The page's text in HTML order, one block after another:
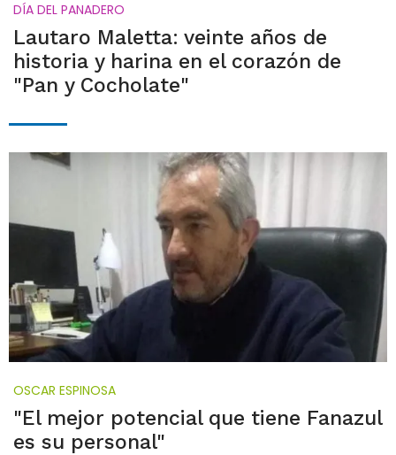
DÍA DEL PANADERO
Lautaro Maletta: veinte años de
historia y harina en el corazón de
"Pan y Cocholate"
OSCAR ESPINOSA
"El mejor potencial que tiene Fanazul
es su personal"